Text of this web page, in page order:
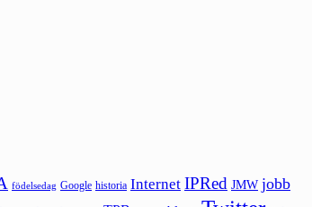
födelsedag Google historia Internet IPRed JMW jobb